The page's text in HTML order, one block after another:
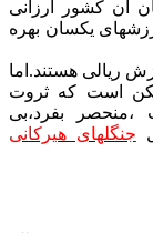
آن کشور ارزانی
یکسان بهره
ریالی هستند.اما
است که ثروت
،منحصر بفرد،بی
جنگلهای هیرکانی